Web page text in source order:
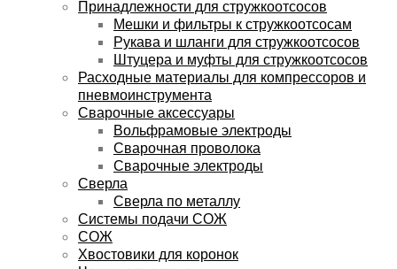
Принадлежности для стружкоотсосов
Мешки и фильтры к стружкоотсосам
Рукава и шланги для стружкоотсосов
Штуцера и муфты для стружкоотсосов
Расходные материалы для компрессоров и
пневмоинструмента
Сварочные аксессуары
Вольфрамовые электроды
Сварочная проволока
Сварочные электроды
Сверла
Сверла по металлу
Системы подачи СОЖ
СОЖ
Хвостовики для коронок